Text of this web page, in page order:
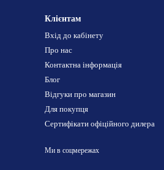
Клієнтам
Вхід до кабінету
Про нас
Контактна інформація
Блог
Відгуки про магазин
Для покупця
Сертифікати офіційного дилера
Ми в соцмережах